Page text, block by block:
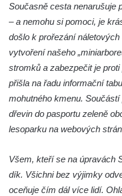
Sousoší Kalvárie před
dominikánů u
Českých Budějovicích
Socha svatého Václava
Semilech
Pamětní deska Tomáše
na radnici v Českých
Pamětní deska na
Pamětní deska Josefa
biskupské rezidenci v
Současně cesta nenarušuje
– a nemohu si pomoci, je
došlo k prořezání
vytvoření našeho
stromků a zabezpečit je
přišla na řadu informační
mohutného kmenu.
dřevin do pasportu zeleně
lesoparku na webových
Všem, kteří se na úpravách
dík. Všichni bez výjimky
oceňuje čím dál více lidí.